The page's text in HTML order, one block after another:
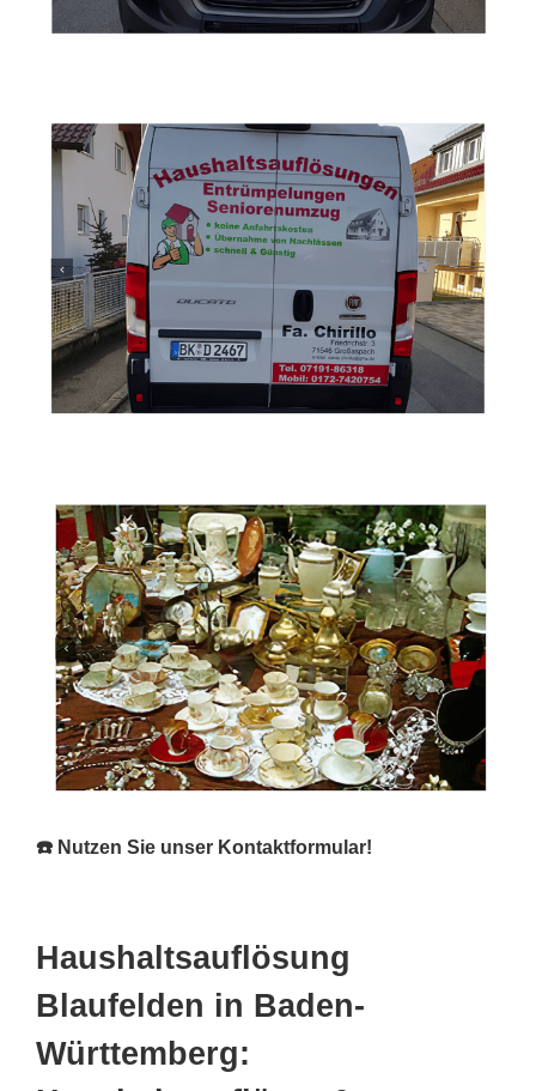
☎️ Nutzen Sie unser Kontaktformular!
Haushaltsauflösung
Blaufelden in Baden-
Württemberg: